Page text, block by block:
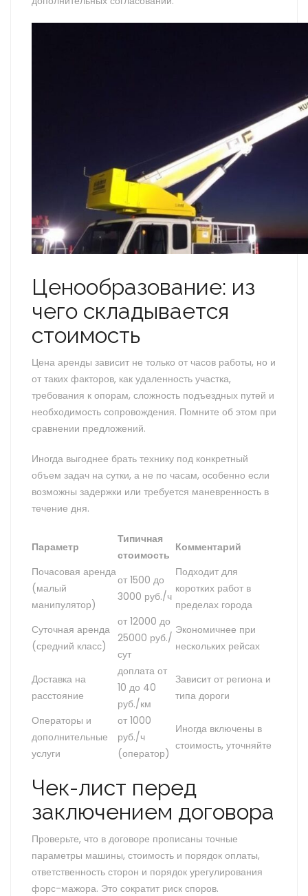
Ценообразование: из
чего складывается
стоимость
Цена аренды зависит не только от часов работы, но и
от таких факторов, как удаленность участка,
требования к опорам, сложность подъездных путей и
необходимость сопровождения. Помните об этом при
сравнении предложений.
Иногда выгоднее брать технику под конкретный
объем задач на сутки, а не по часам, особенно если
возможны задержки или требуется маневренность в
течение дня.
Параметр
Типичная
стоимость
Комментарий
Почасовая аренда
(малый
манипулятор)
от 1500 до
3000 руб./ч
Подходит для
коротких работ в
пределах города
Суточная аренда
(средний класс)
от 12000 до
25000 руб./
сут
Экономичнее при
нескольких рейсах
Доставка на
расстояние
доплата от
10 до 40
руб./км
Зависит от региона и
типа дороги
Операторы и
дополнительные
услуги
от 1000
руб./ч
(оператор)
Иногда включены в
стоимость, уточняйте
Чек-лист перед
заключением договора
Проверьте, что в договоре прописаны точные
параметры машины, стоимость и порядок оплаты,
ответственность сторон и порядок урегулирования
форс-мажора. Это сократит риск споров.